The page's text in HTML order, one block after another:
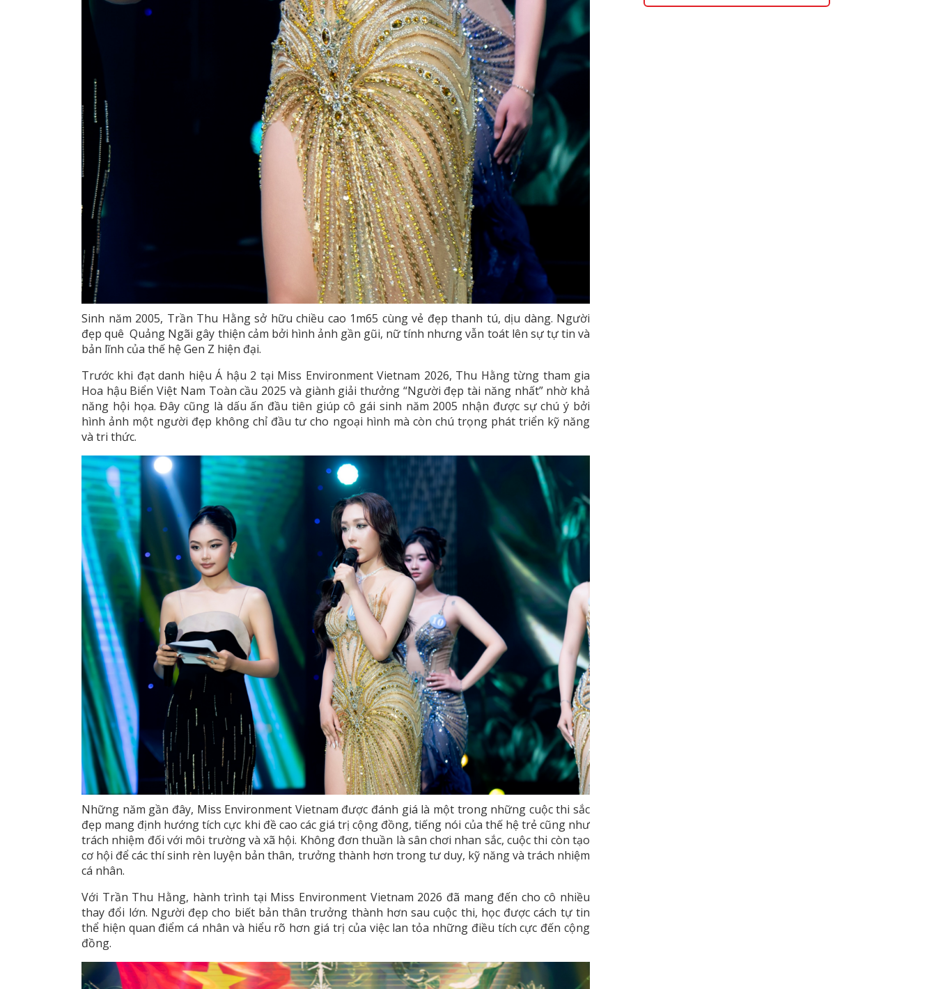
Sinh năm 2005, Trần Thu Hằng sở hữu chiều cao 1m65 cùng vẻ đẹp thanh tú, dịu dàng. Người
đẹp quê Quảng Ngãi gây thiện cảm bởi hình ảnh gần gũi, nữ tính nhưng vẫn toát lên sự tự tin và
bản lĩnh của thế hệ Gen Z hiện đại.
Trước khi đạt danh hiệu Á hậu 2 tại Miss Environment Vietnam 2026, Thu Hằng từng tham gia
Hoa hậu Biển Việt Nam Toàn cầu 2025 và giành giải thưởng “Người đẹp tài năng nhất” nhờ khả
năng hội họa. Đây cũng là dấu ấn đầu tiên giúp cô gái sinh năm 2005 nhận được sự chú ý bởi
hình ảnh một người đẹp không chỉ đầu tư cho ngoại hình mà còn chú trọng phát triển kỹ năng
và tri thức.
Những năm gần đây, Miss Environment Vietnam được đánh giá là một trong những cuộc thi sắc
đẹp mang định hướng tích cực khi đề cao các giá trị cộng đồng, tiếng nói của thế hệ trẻ cũng như
trách nhiệm đối với môi trường và xã hội. Không đơn thuần là sân chơi nhan sắc, cuộc thi còn tạo
cơ hội để các thí sinh rèn luyện bản thân, trưởng thành hơn trong tư duy, kỹ năng và trách nhiệm
cá nhân.
Với Trần Thu Hằng, hành trình tại Miss Environment Vietnam 2026 đã mang đến cho cô nhiều
thay đổi lớn. Người đẹp cho biết bản thân trưởng thành hơn sau cuộc thi, học được cách tự tin
thể hiện quan điểm cá nhân và hiểu rõ hơn giá trị của việc lan tỏa những điều tích cực đến cộng
đồng.